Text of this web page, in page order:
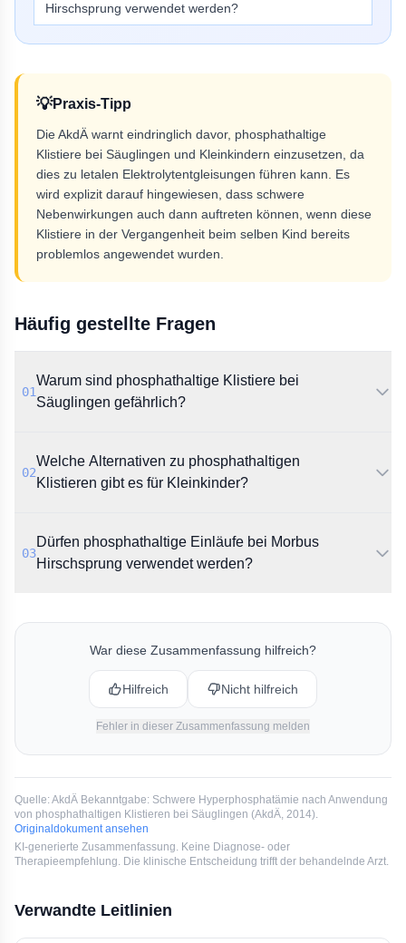
Hirschsprung verwendet werden?
💡Praxis-Tipp
Die AkdÄ warnt eindringlich davor, phosphathaltige
Klistiere bei Säuglingen und Kleinkindern einzusetzen, da
dies zu letalen Elektrolytentgleisungen führen kann. Es
wird explizit darauf hingewiesen, dass schwere
Nebenwirkungen auch dann auftreten können, wenn diese
Klistiere in der Vergangenheit beim selben Kind bereits
problemlos angewendet wurden.
Häufig gestellte Fragen
01
Warum sind phosphathaltige Klistiere bei
Säuglingen gefährlich?
Darmentleerung resorbiert werden. Dies führt zu
potenziell lebensbedrohlichen
02
Welche Alternativen zu phosphathaltigen
Klistieren gibt es für Kleinkinder?
sichere Alternative. Ebenso werden Rektallösungen
mit Natriumcitrat und Sorbitol für Säuglinge und
03
Dürfen phosphathaltige Einläufe bei Morbus
Hirschsprung verwendet werden?
Darmpassagezeit wie den Morbus Hirschsprung als
strikte Kontraindikation ein. Die verlängerte
Phosphatresorption massiv.
War diese Zusammenfassung hilfreich?
Hilfreich Nicht hilfreich
Fehler in dieser Zusammenfassung melden
Quelle: AkdÄ Bekanntgabe: Schwere Hyperphosphatämie nach Anwendung
von phosphathaltigen Klistieren bei Säuglingen (AkdÄ, 2014).
Originaldokument ansehen
KI-generierte Zusammenfassung. Keine Diagnose- oder
Therapieempfehlung. Die klinische Entscheidung trifft der behandelnde Arzt.
Verwandte Leitlinien